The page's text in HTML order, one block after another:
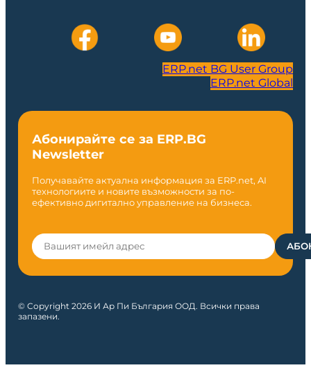
ERP.net BG User Group
ERP.net Global
Абонирайте се за ERP.BG
Newsletter
Получавайте актуална информация за ERP.net, AI
технологиите и новите възможности за по-
ефективно дигитално управление на бизнеса.
© Copyright 2026 И Ар Пи България ООД. Всички права
запазени.